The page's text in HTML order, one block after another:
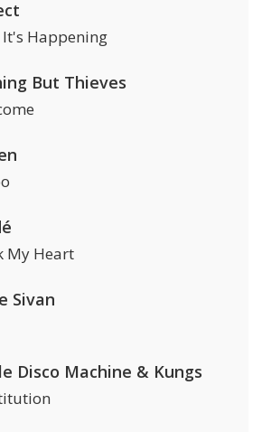
It's Happening
But Thieves
My Heart
Sivan
Disco Machine & Kungs